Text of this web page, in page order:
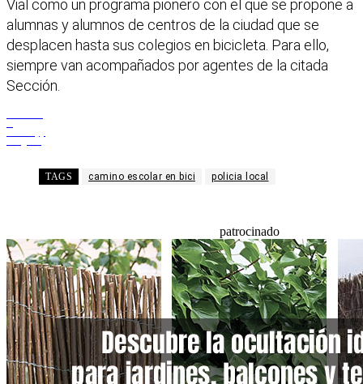
Vial como un programa pionero con el que se propone a
alumnas y alumnos de centros de la ciudad que se
desplacen hasta sus colegios en bicicleta. Para ello,
siempre van acompañados por agentes de la citada
Sección.
TAGS camino escolar en bici policia local
patrocinado